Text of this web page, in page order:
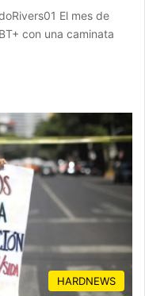
El mes de
con una caminata
HARDNEWS